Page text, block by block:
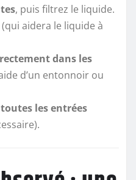
, puis filtrez le liquide.
aidera le liquide à
dans les
d’un entonnoir ou
toutes les entrées